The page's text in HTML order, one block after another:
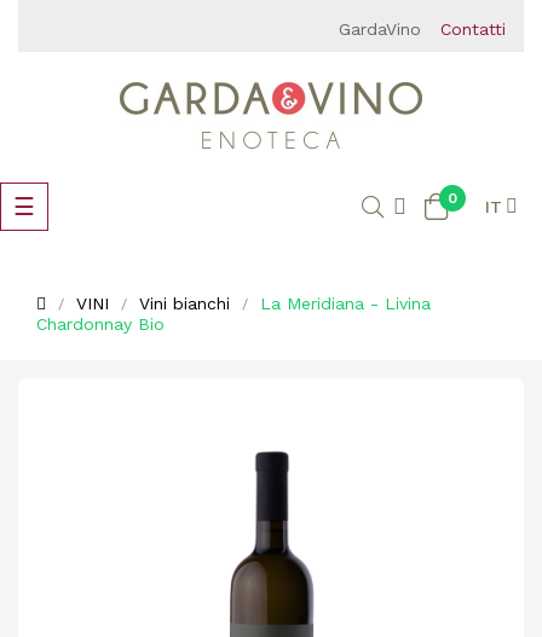
GardaVino Contatti
navigazione
Toggle
☰ 0 IT
VINI Vini bianchi
La Meridiana - Livina
Chardonnay Bio